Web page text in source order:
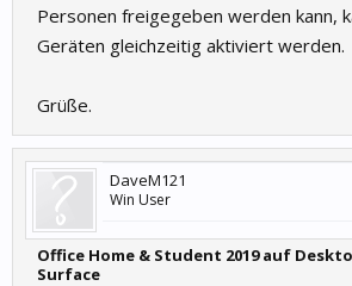
Personen freigegeben werden kann,
Geräten gleichzeitig aktiviert werden.
Grüße.
DaveM121
Win User
Office Home & Student 2019 auf
Surface